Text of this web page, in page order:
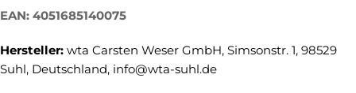
Name
E-
Mail
EAN: 4051685140075
Hersteller: wta Carsten Weser GmbH, Simsonstr. 1, 98529
Suhl, Deutschland, info@wta-suhl.de